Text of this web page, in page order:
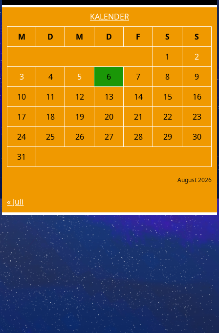
KALENDER
August 2026
M D M D F S
S
1
2
3
4 5 6 7 8
9
10
11 12 13 14 15
16
17
18 19 20 21 22
23
24
25 26 27 28 29
30
31
« Juli